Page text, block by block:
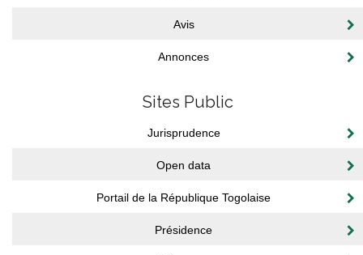
Avis
Annonces
Sites Public
Jurisprudence
Open data
Portail de la République Togolaise
Présidence